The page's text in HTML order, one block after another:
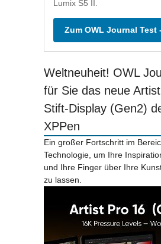
Lumix S5 II.
Zum OWL Journal Test
Weltneuheit! OWL
für Sie das neue
Stift-Display (Gen2)
XPPen
Ein großer Fortschritt im
Technologie, um Ihre
und Ihre Finger über Ihre
zu lassen.